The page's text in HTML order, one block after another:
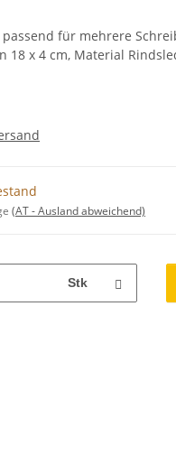
für mehrere
18 x 4 cm, Material
(AT - Ausland abweichend)
Stk